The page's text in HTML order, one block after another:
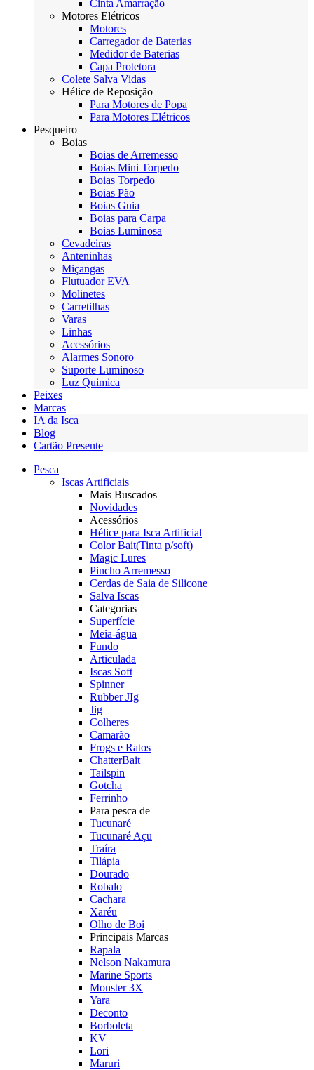
Cinta Amarração
Motores Elétricos
Motores
Carregador de Baterias
Medidor de Baterias
Capa Protetora
Colete Salva Vidas
Hélice de Reposição
Para Motores de Popa
Para Motores Elétricos
Pesqueiro
Boias
Boias de Arremesso
Boias Mini Torpedo
Boias Torpedo
Boias Pão
Boias Guia
Boias para Carpa
Boias Luminosa
Cevadeiras
Anteninhas
Miçangas
Flutuador EVA
Molinetes
Carretilhas
Varas
Linhas
Acessórios
Alarmes Sonoro
Suporte Luminoso
Luz Quimica
Peixes
Marcas
IA da Isca
Blog
Cartão Presente
Pesca
Iscas Artificiais
Mais Buscados
Novidades
Acessórios
Hélice para Isca Artificial
Color Bait(Tinta p/soft)
Magic Lures
Pincho Arremesso
Cerdas de Saia de Silicone
Salva Iscas
Categorias
Superfície
Meia-água
Fundo
Articulada
Iscas Soft
Spinner
Rubber JIg
Jig
Colheres
Camarão
Frogs e Ratos
ChatterBait
Tailspin
Gotcha
Ferrinho
Para pesca de
Tucunaré
Tucunaré Açu
Traíra
Tilápia
Dourado
Robalo
Cachara
Xaréu
Olho de Boi
Principais Marcas
Rapala
Nelson Nakamura
Marine Sports
Monster 3X
Yara
Deconto
Borboleta
KV
Lori
Maruri